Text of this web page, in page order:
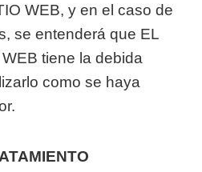
WEB, y en el caso de
se entenderá que EL
tiene la debida
como se haya